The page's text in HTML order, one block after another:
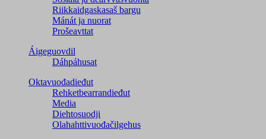
Riikkaidgaskasaš bargu
Mánát ja nuorat
Prošeavttat
Áigeguovdil
Dáhpáhusat
Oktavuođadieđut
Rehketbearrandieđut
Media
Diehtosuodji
Olahahttivuođačilgehus